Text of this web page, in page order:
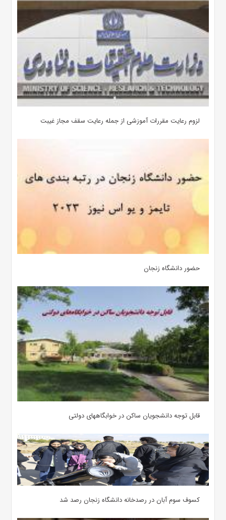
لزوم رعایت مقررات آموزشی از جمله رعایت سقف مجاز غیبت
حضور دانشگاه زنجان
قابل توجه دانشجویان ساکن در خوابگاههای دولتی
کسوف سوم آبان در رصدخانه دانشگاه زنجان رصد شد